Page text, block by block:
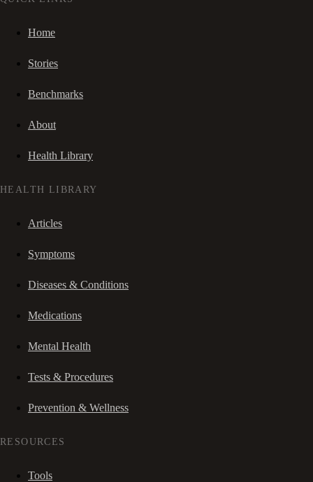
Home
Stories
Benchmarks
About
Health Library
HEALTH LIBRARY
Articles
Symptoms
Diseases & Conditions
Medications
Mental Health
Tests & Procedures
Prevention & Wellness
RESOURCES
Tools